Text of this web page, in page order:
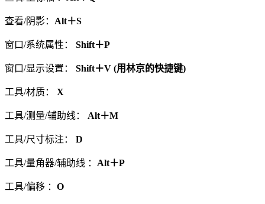
查看/阴影： Alt＋S
窗口/系统属性： Shift＋P
窗口/显示设置： Shift＋V (用林京的快捷键)
工具/材质： X
工具/测量/辅助线： Alt＋M
工具/尺寸标注： D
工具/量角器/辅助线 ： Alt＋P
工具/偏移 ： O